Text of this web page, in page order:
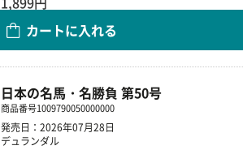
カートに入れる
日本の名馬・名勝負 第50号
商品番号1009790050000000
発売日：2026年07月28日
デュランダル